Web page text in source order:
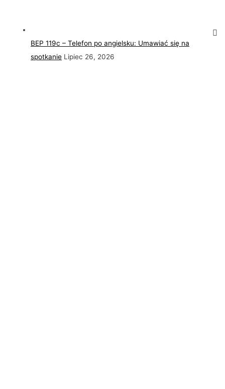
BEP 119c – Telefon po angielsku: Umawiać się na
spotkanie Lipiec 26, 2026